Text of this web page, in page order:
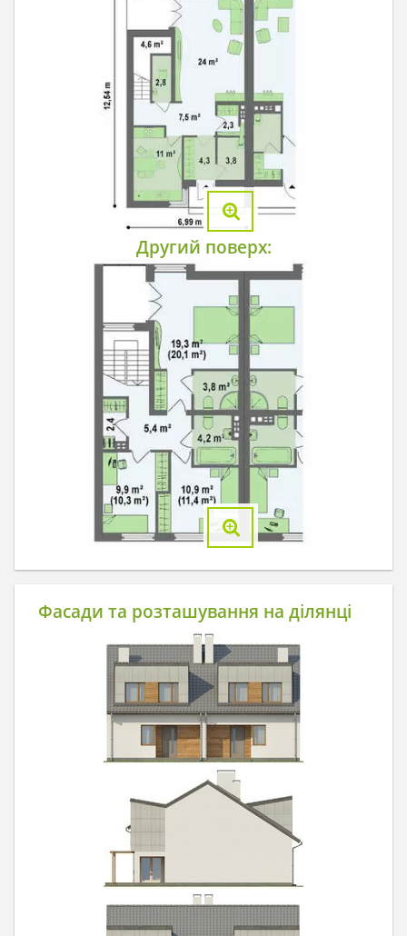
Другий поверх:
Фасади та розташування на ділянці